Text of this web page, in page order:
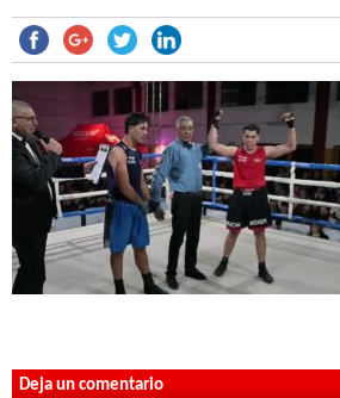
Deja un comentario